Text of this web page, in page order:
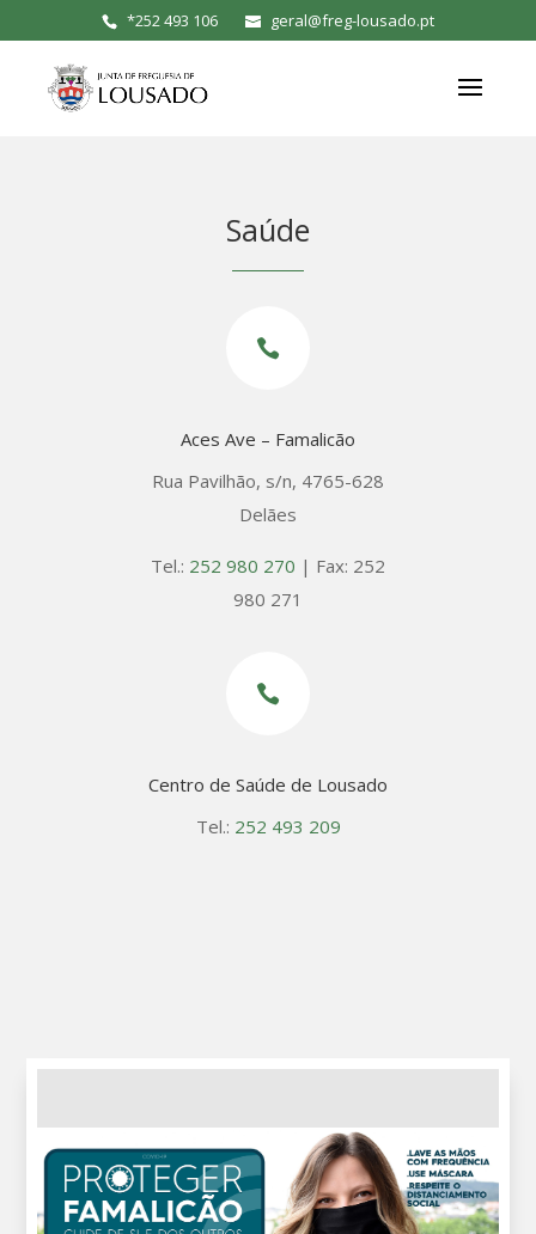
*252 493 106 geral@freg-lousado.pt
Saúde

Aces Ave – Famalicão
Rua Pavilhão, s/n, 4765-628
Delães
Tel.: 252 980 270 | Fax: 252
980 271

Centro de Saúde de Lousado
Tel.: 252 493 209